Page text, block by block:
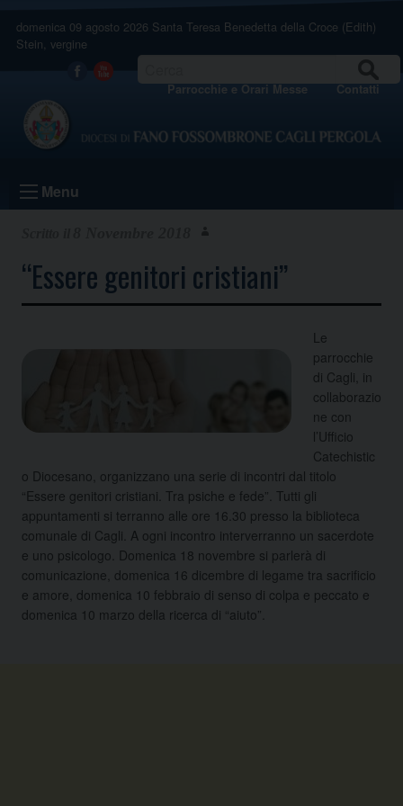
content
domenica 09 agosto 2026 Santa Teresa Benedetta della Croce (Edith)
Stein, vergine
Facebook
Youtube Parrocchie e Orari Messe Contatti
Menu
“Essere genitori cristiani”
Le
parrocchie
di Cagli, in
collaborazio
ne con
l’Ufficio
Catechistic
o Diocesano, organizzano una serie di incontri dal titolo
“Essere genitori cristiani. Tra psiche e fede”. Tutti gli
appuntamenti si terranno alle ore 16.30 presso la biblioteca
comunale di Cagli. A ogni incontro interverranno un sacerdote
e uno psicologo. Domenica 18 novembre si parlerà di
comunicazione, domenica 16 dicembre di legame tra sacrificio
e amore, domenica 10 febbraio di senso di colpa e peccato e
domenica 10 marzo della ricerca di “aiuto”.